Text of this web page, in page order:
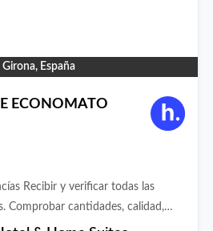
Girona, España
ECONOMATO
Recibir y verificar todas las
Comprobar cantidades, calidad,
perecederos) y estado general de